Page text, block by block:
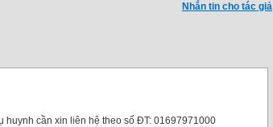
Nhắn tin cho tác giả
huynh cần xin liên hệ theo số ĐT: 01697971000